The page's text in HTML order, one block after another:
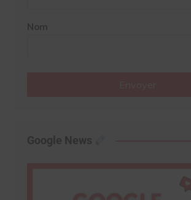
Nom
Google News